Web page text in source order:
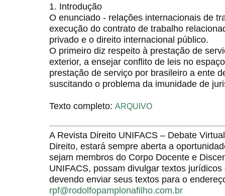
1. Introdução
O enunciado - relações internacionais de
execução do contrato de trabalho
privado e o direito internacional público.
O primeiro diz respeito à prestação de
exterior, a ensejar conflito de leis no
prestação de serviço por brasileiro a ente
suscitando o problema da imunidade de
Texto completo: ARQUIVO
A Revista Direito UNIFACS – Debate
Direito, estará sempre aberta a
sejam membros do Corpo Docente e
UNIFACS, possam divulgar textos
devendo enviar seus textos para o
rpf@rodolfopamplonafilho.com.br